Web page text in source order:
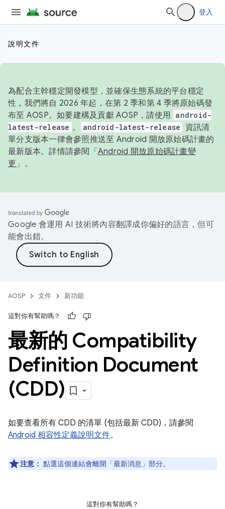
登入
說明文件
為配合主幹穩定開發模型，並確保生態系統的平台穩定
性，我們將自 2026 年起，在第 2 季和第 4 季將原始碼發
布至 AOSP。如要建構及貢獻 AOSP，請使用 android-
latest-release 。 android-latest-release
資訊清
單分支版本一律會參照推送至 Android 開放原始碼計畫的
最新版本。詳情請參閱「 Android 開放原始碼計畫變
更 」。
Google 會運用 AI 技術將內容翻譯成你偏好的語言，但可
能會出錯。
AOSP 文件 新功能
這對你有幫助嗎？
最新的 Compatibility
Definition Document
(CDD)
如要查看所有 CDD 的清單 (包括最新 CDD)，請參閱
Android 相容性定義說明文件。
注意： 點選這個連結會離開「最新消息」部分。
這對你有幫助嗎？